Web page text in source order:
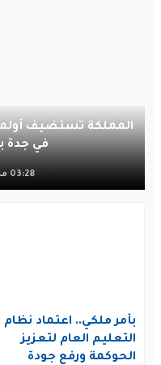
في جدة
03:28 مساءً, 29 Jul 2026
بأمر ملكي.. اعتماد نظام
التعليم العام لتعزيز
الحوكمة ورفع جودة